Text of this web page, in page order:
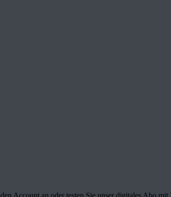
Account an oder testen Sie unser digitales Abo